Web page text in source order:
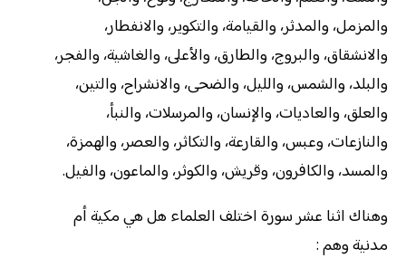
والمزمل، والمدثر، والقيامة، والتكوير، والانفطار،
والانشقاق، والبروج، والطارق، والأعلى، والغاشية، والفجر،
والبلد، والشمس، والليل، والضحى، والانشراح، والتين،
والعلق، والعاديات، والإنسان، والمرسلات، والنبأ،
والنازعات، وعبس، والقارعة، والتكاثر، والعصر، والهمزة،
والمسد، والكافرون، وقريش، والكوثر، والماعون، والفيل.
وهناك اثنا عشر سورة اختلف العلماء هل هي مكية أم
مدنية وهم :